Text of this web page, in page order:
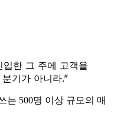
입한 그 주에 고객을
기가 아니라.”
는 500명 이상 규모의 매